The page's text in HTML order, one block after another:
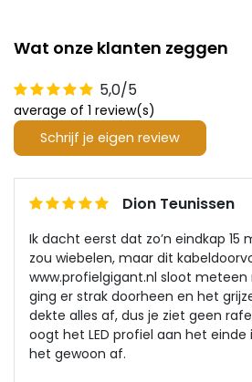
Wat onze klanten zeggen
5,0/5
average of 1 review(s)
Schrijf je eigen review
Dion Teunissen
Ik dacht eerst dat zo’n eindkap 15
zou wiebelen, maar dit
www.profielgigant.nl sloot meteen
ging er strak doorheen en het
dekte alles af, dus je ziet geen
oogt het LED profiel aan het
het gewoon af.